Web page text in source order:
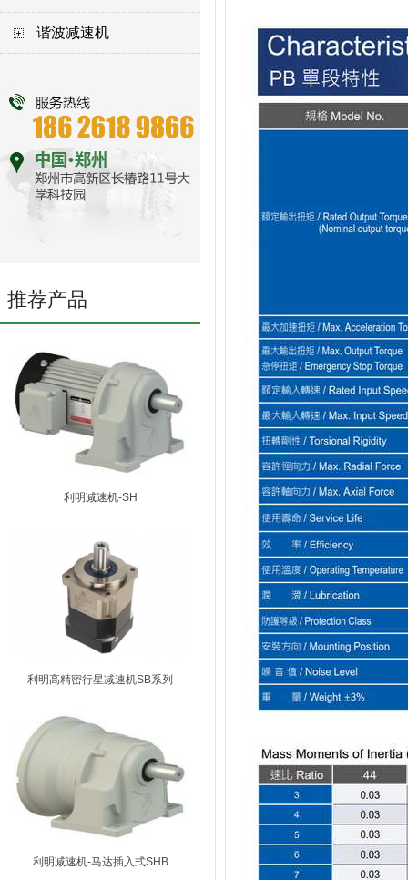
谐波减速机
推荐产品
利明减速机-SH
利明高精密行星减速机SB系列
利明减速机-马达插入式SHB